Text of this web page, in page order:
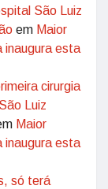
São Luiz
em Maior
inaugura esta
cirurgia
Luiz
Maior
inaugura esta
só terá